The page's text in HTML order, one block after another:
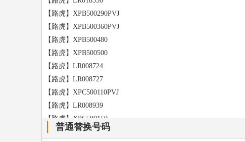
【路虎】XPB500290PVJ
【路虎】XPB500360PVJ
【路虎】XPB500480
【路虎】XPB500500
【路虎】LR008724
【路虎】LR008727
【路虎】XPC500110PVJ
【路虎】LR008939
【路虎】XPC500150
【路虎】XPB500330PVJ
普通替换号码